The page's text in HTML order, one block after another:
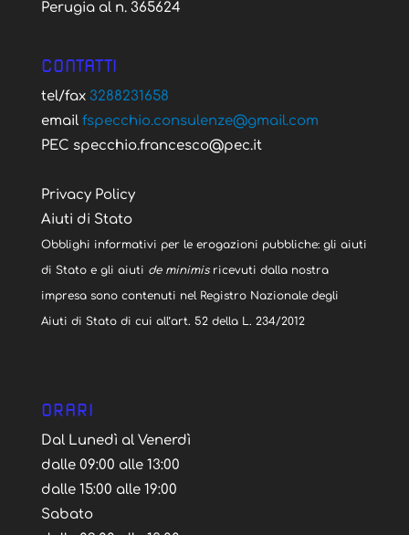
Perugia al n. 365624
CONTATTI
tel/fax 3288231658
email fspecchio.consulenze@gmail.com
PEC specchio.francesco@pec.it
Privacy Policy
Aiuti di Stato
Obblighi informativi per le erogazioni pubbliche: gli aiuti
di Stato e gli aiuti de minimisricevuti dalla nostra
impresa sono contenuti nel Registro Nazionale degli
Aiuti di Stato di cui all’art. 52 della L. 234/2012
ORARI
Dal Lunedì al Venerdì
dalle 09:00 alle 13:00
dalle 15:00 alle 19:00
Sabato